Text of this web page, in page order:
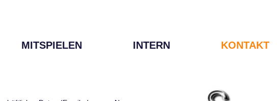
MITSPIELEN INTERN KONTAKT